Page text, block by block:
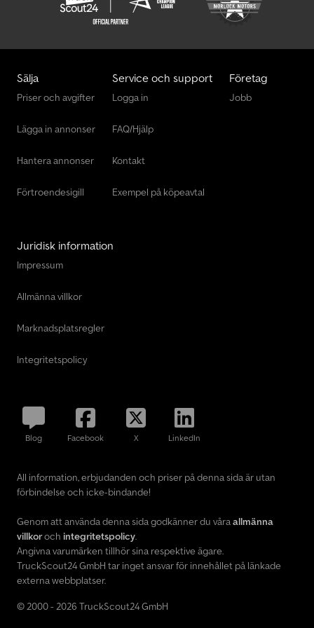
Sälja
Priser och avgifter
Lägga in annonser
Hantera annonser
Förtroendesigill
Service och support
Logga in
FAQ/Hjälp
Kontakt
Exempel på köpeavtal
Företag
Jobb
Juridisk information
Impressum
Allmänna villkor
Marknadsplatsregler
Integritetspolicy
Blog Facebook X LinkedIn
All information, erbjudanden och priser på denna sida är utan
förbindelse och icke-bindande!
Genom att använda denna sida godkänner du våraallmänna
villkoroch integritetspolicy.
Angivna varumärken tillhör sina respektive ägare.
TruckScout24 GmbH tar inget ansvar för innehållet på länkade
externa webbplatser.
© 2000 - 2026 TruckScout24 GmbH